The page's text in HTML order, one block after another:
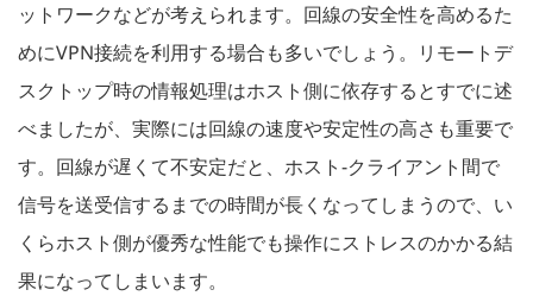
ットワークなどが考えられます。回線の安全性を高めるた
めにVPN接続を利用する場合も多いでしょう。リモートデ
スクトップ時の情報処理はホスト側に依存するとすでに述
べましたが、実際には回線の速度や安定性の高さも重要で
す。回線が遅くて不安定だと、ホスト-クライアント間で
信号を送受信するまでの時間が長くなってしまうので、い
くらホスト側が優秀な性能でも操作にストレスのかかる結
果になってしまいます。